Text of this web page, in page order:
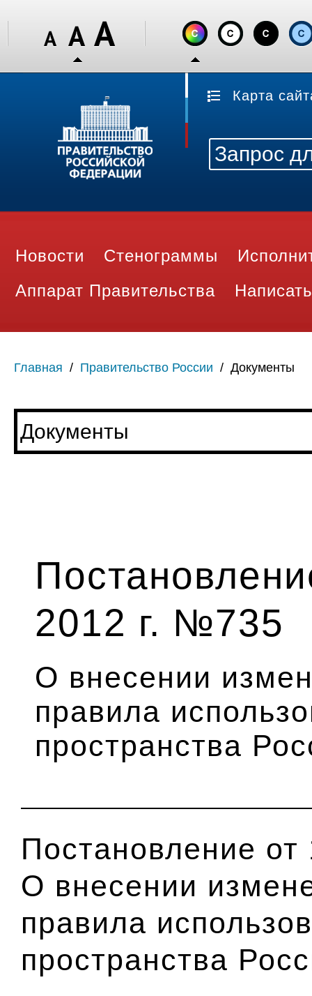
Карта
Новости Стенограммы
Аппарат Правительства
Главная / Правительство России / Документы
2012 г. №735
О внесении
правила
пространства
Постановление
О внесении
правила
пространства